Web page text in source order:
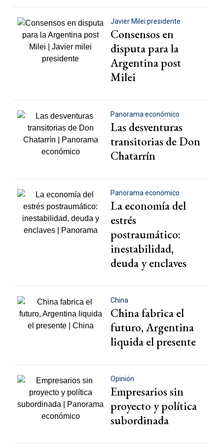
Javier Milei presidente
Consensos en
disputa para la
Argentina post
Milei
Panorama económico
Las desventuras
transitorias de Don
Chatarrín
Panorama económico
La economía del
estrés
postraumático:
inestabilidad,
deuda y enclaves
China
China fabrica el
futuro, Argentina
liquida el presente
Opinión
Empresarios sin
proyecto y política
subordinada